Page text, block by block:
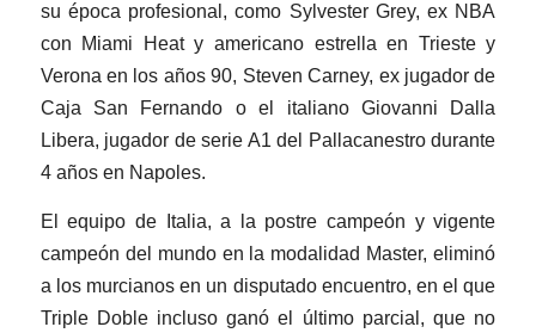
su época profesional, como Sylvester Grey, ex NBA
con Miami Heat y americano estrella en Trieste y
Verona en los años 90, Steven Carney, ex jugador de
Caja San Fernando o el italiano Giovanni Dalla
Libera, jugador de serie A1 del Pallacanestro durante
4 años en Napoles.
El equipo de Italia, a la postre campeón y vigente
campeón del mundo en la modalidad Master, eliminó
a los murcianos en un disputado encuentro, en el que
Triple Doble incluso ganó el último parcial, que no